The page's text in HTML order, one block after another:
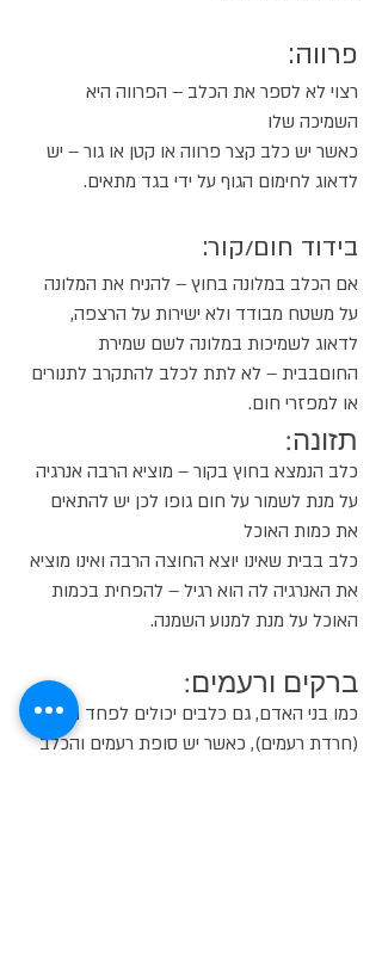
פרווה:
רצוי לא לספר את הכלב – הפרווה היא
השמיכה שלו
כאשר יש כלב קצר פרווה או קטן או גור – יש
לדאוג לחימום הגוף על ידי בגד מתאים.
בידוד חום/קור:
אם הכלב במלונה בחוץ – להניח את המלונה
על משטח מבודד ולא ישירות על הרצפה,
לדאוג לשמיכות במלונה לשם שמירת
החוםבבית – לא לתת לכלב להתקרב לתנורים
או למפזרי חום.
תזונה:
כלב הנמצא בחוץ בקור – מוציא הרבה אנרגיה
על מנת לשמור על חום גופו לכן יש להתאים
את כמות האוכל
כלב בבית שאינו יוצא החוצה הרבה ואינו מוציא
את האנרגיה לה הוא רגיל – להפחית בכמות
האוכל על מנת למנוע השמנה.
ברקים ורעמים:
כמו בני האדם, גם כלבים יכולים לפחד מרעמים
(חרדת רעמים), כאשר יש סופת רעמים והכלב